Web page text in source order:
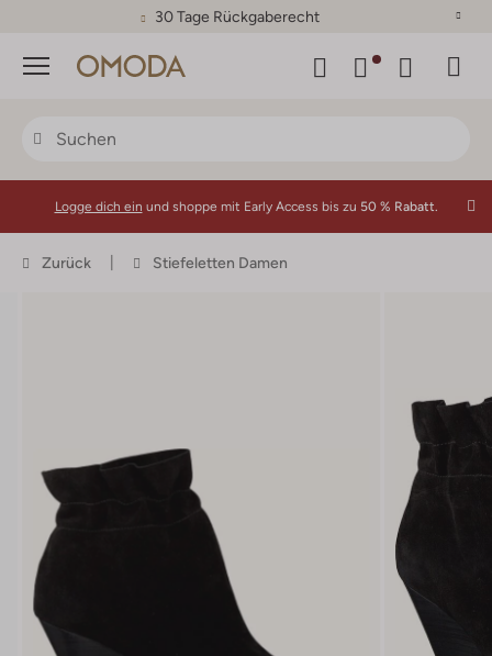
30 Tage Rückgaberecht
Menü
Logge dich ein und shoppe mit Early Access bis zu 50 % Rabatt.
Zurück Stiefeletten Damen